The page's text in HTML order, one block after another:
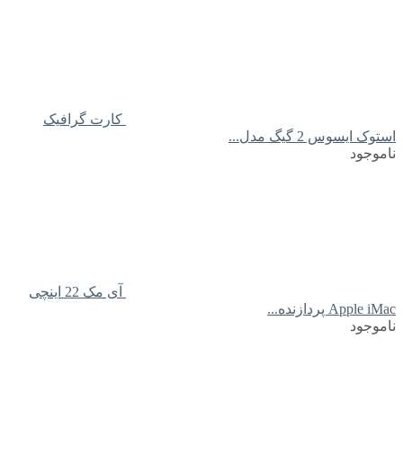
کارت گرافیک
استوک ایسوس 2 گیگ مدل...
ناموجود
آی مک 22 اینچی
Apple iMac پردازنده...
ناموجود